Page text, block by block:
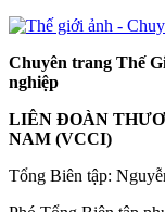
Chuyên trang Thế
nghiệp
LIÊN ĐOÀN
NAM (VCCI)
Tổng Biên tập: